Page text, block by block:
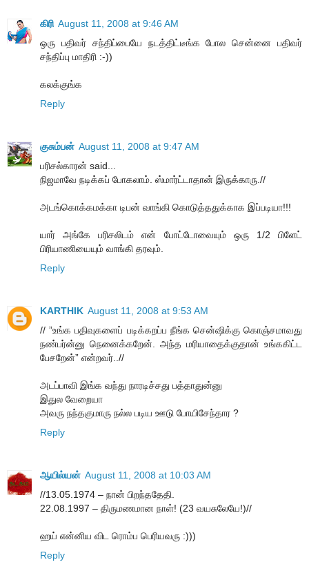
கிரி August 11, 2008 at 9:46 AM
ஒரு பதிவர் சந்திப்பையே நடத்திட்டீங்க போல சென்னை பதிவர்
சந்திப்பு மாதிரி :-))
கலக்குங்க
Reply
குசும்பன் August 11, 2008 at 9:47 AM
பரிசல்காரன் said...
நிஜமாவே நடிக்கப் போகலாம். ஸ்மார்ட்டாதான் இருக்காரு.//
அடங்கொக்கமக்கா டிபன் வாங்கி கொடுத்ததுக்காக இப்படியா!!!
யார் அங்கே பரிசலிடம் என் போட்டோவையும் ஒரு 1/2 பிளேட்
பிரியாணியையும் வாங்கி தரவும்.
Reply
KARTHIK August 11, 2008 at 9:53 AM
// ”உங்க பதிவுகளைப் படிக்கறப்ப நீங்க சென்ஷிக்கு கொஞ்சமாவது
நண்பர்ன்னு நெனைக்கறேன். அந்த மரியாதைக்குதான் உங்ககிட்ட
பேசறேன்” என்றவர்..//
அடப்பாவி இங்க வந்து நாரடிச்சது பத்தாதுன்னு
இதுல வேறையா
அவரு நந்தகுமாரு நல்ல படிய ஊடு போயிசேந்தார ?
Reply
ஆயில்யன் August 11, 2008 at 10:03 AM
//13.05.1974 – நான் பிறந்ததேதி.
22.08.1997 – திருமணமான நாள்! (23 வயசுலேயே!)//
ஹய் என்னிய விட ரொம்ப பெரியவரு :)))
Reply